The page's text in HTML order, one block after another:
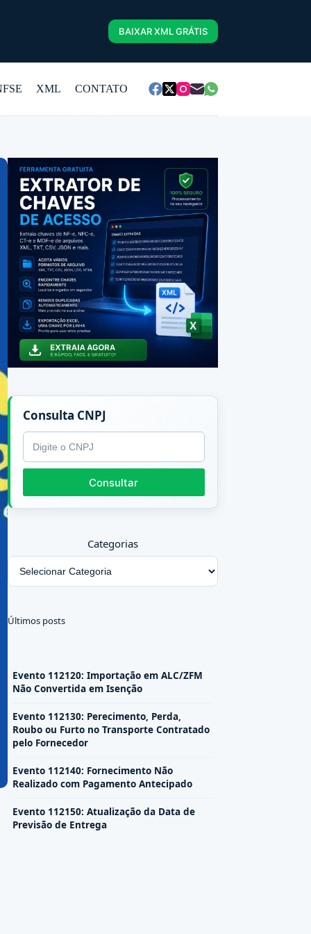
BAIXAR XML GRÁTIS
XML CONTATO
Consulta CNPJ
CNPJ
Consultar
Categorias
Últimos posts
Evento 112120: Importação em ALC/ZFM
Não Convertida em Isenção
Evento 112130: Perecimento, Perda,
Roubo ou Furto no Transporte Contratado
pelo Fornecedor
Evento 112140: Fornecimento Não
Realizado com Pagamento Antecipado
Evento 112150: Atualização da Data de
Previsão de Entrega